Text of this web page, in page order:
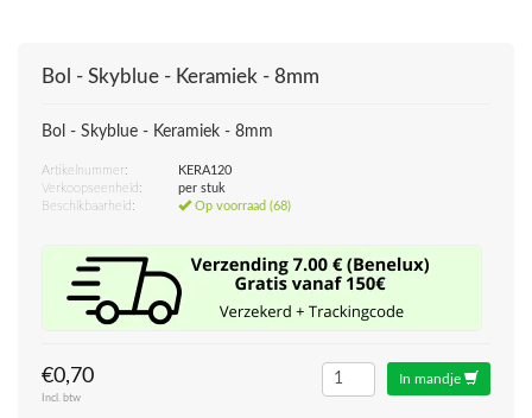
Bol - Skyblue - Keramiek - 8mm
Bol - Skyblue - Keramiek - 8mm
Artikelnummer:
KERA120
Verkoopseenheid:
per stuk
Beschikbaarheid:
Op voorraad (68)
€0,70
Incl. btw
In mandje